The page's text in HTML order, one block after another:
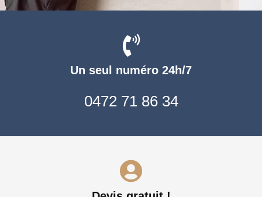
Un seul numéro 24h/7
0472 71 86 34